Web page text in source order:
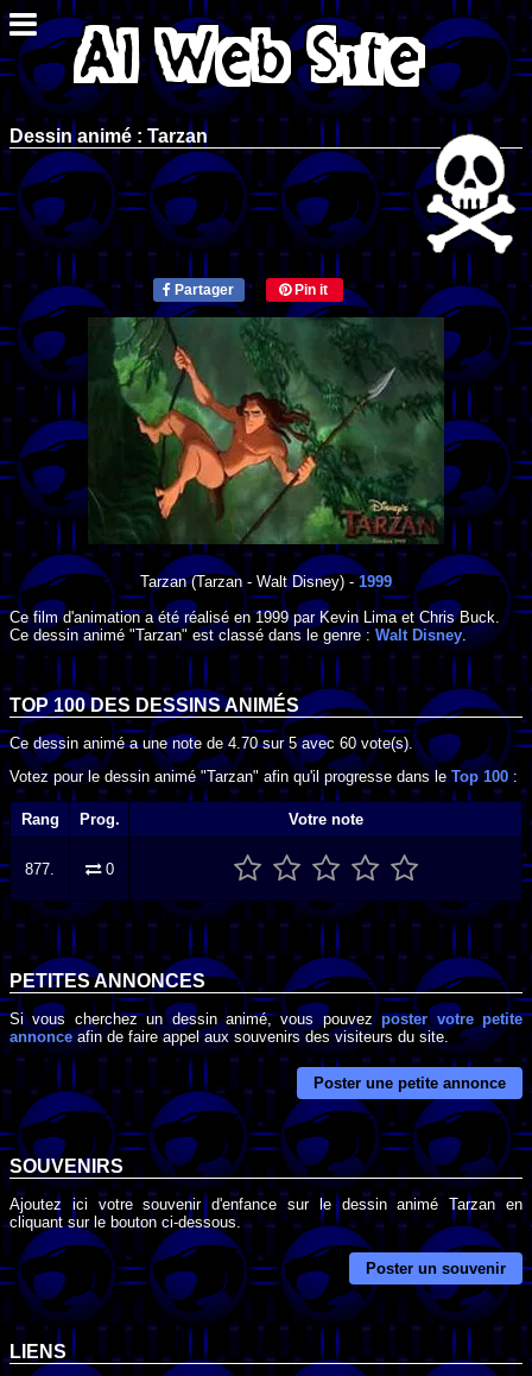
Dessin animé : Tarzan
Partager Pin it
Tarzan(Tarzan - Walt Disney) -1999
Ce film d'animation a été réalisé en1999par Kevin Limaet Chris Buck
Ce dessin animé "Tarzan" est classé dans le genre : Walt Disney.
TOP 100 DES DESSINS ANIMÉS
Ce dessin animé a une note de4.70sur5avec 60vote(s).
Votez pour le dessin animé "Tarzan" afin qu'il progresse dans leTop 100 :
Rang Prog. Votre note
877. 0
PETITES ANNONCES
Si vous cherchez un dessin animé, vous pouvezposter votre petite
annonceafin de faire appel aux souvenirs des visiteurs du site.
Poster une petite annonce
SOUVENIRS
Ajoutez ici votre souvenir d'enfance sur le dessin animé Tarzan en
cliquant sur le bouton ci-dessous.
Poster un souvenir
LIENS